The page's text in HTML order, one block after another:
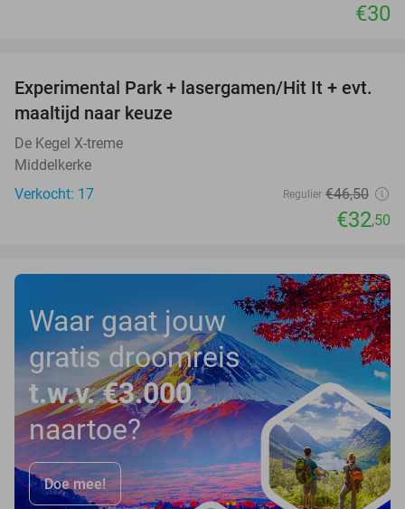
€30
30%
Experimental Park + lasergamen/Hit It + evt.
maaltijd naar keuze
De Kegel X-treme
Middelkerke
Verkocht: 17
Regulier €46,50
€32,50
Waar gaat jouw
gratis droomreis
t.w.v. €3.000
naartoe?
Doe mee!